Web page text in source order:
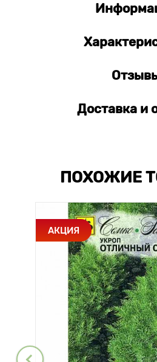
Доставка и
ПОХОЖИЕ
АКЦИЯ